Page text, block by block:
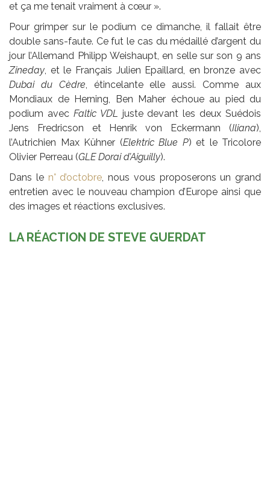
et ça me tenait vraiment à cœur ».
Pour grimper sur le podium ce dimanche, il fallait être
double sans-faute. Ce fut le cas du médaillé d’argent du
jour l’Allemand Philipp Weishaupt, en selle sur son 9 ans
Zineday, et le Français Julien Epaillard, en bronze avec
Dubai du Cèdre, étincelante elle aussi. Comme aux
Mondiaux de Herning, Ben Maher échoue au pied du
podium avec Faltic VDL juste devant les deux Suédois
Jens Fredricson et Henrik von Eckermann (Iliana),
l’Autrichien Max Kühner (Elektric Blue P) et le Tricolore
Olivier Perreau (GLE Dorai d’Aiguilly).
Dans le n° d’octobre, nous vous proposerons un grand
entretien avec le nouveau champion d’Europe ainsi que
des images et réactions exclusives.
LA RÉACTION DE STEVE GUERDAT